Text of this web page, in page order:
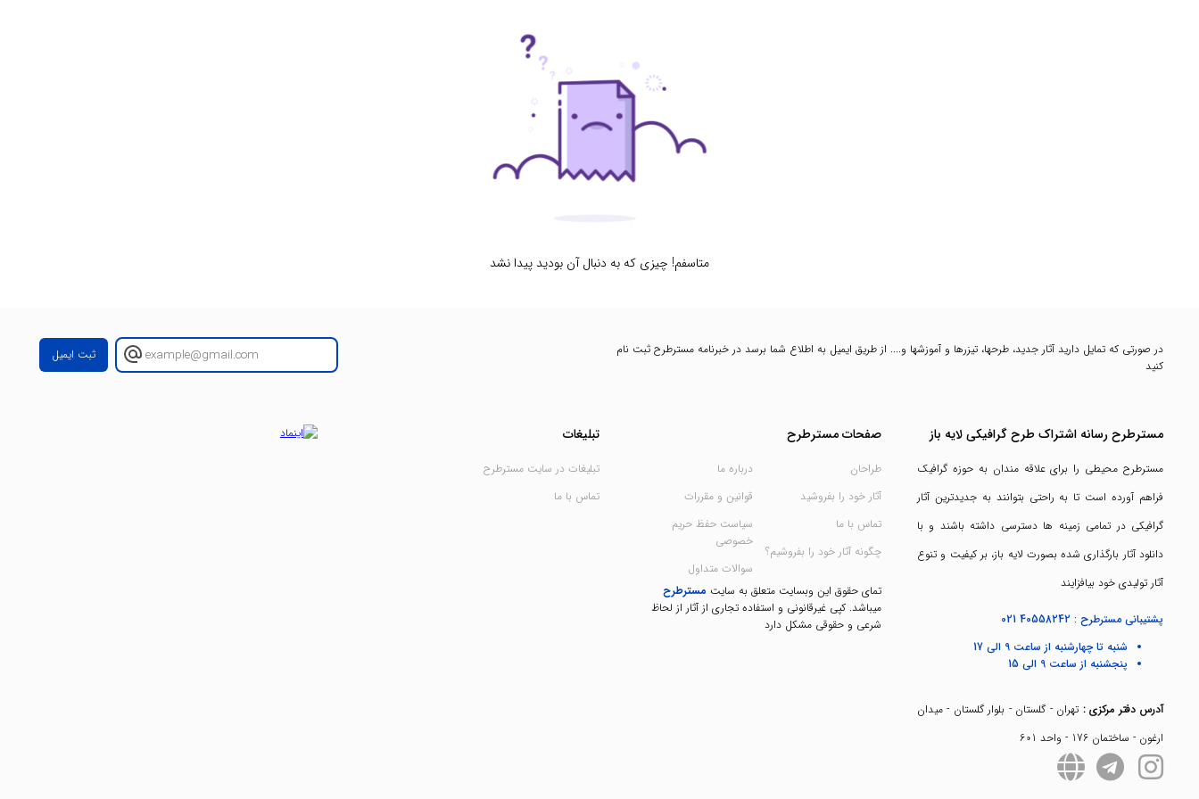
متاسفم! چیزی که به دنبال آن بودید پیدا نشد
در صورتی که تمایل دارید آثار جدید، طرحها، تیزرها و آموزشها و.... از طریق ایمیل به اطلاع شما برسد در خبرنامه مسترطرح ثبت نام
کنید
ثبت ایمیل
مسترطرح رسانه اشتراک طرح گرافیکی لایه باز
مسترطرح محیطی را برای علاقه مندان به حوزه گرافیک
فراهم آورده است تا به راحتی بتوانند به جدیدترین آثار
گرافیکی در تمامی زمینه ها دسترسی داشته باشند و با
دانلود آثار بارگذاری شده بصورت لایه باز، بر کیفیت و تنوع
آثار تولیدی خود بیافزایند
پشتیبانی مسترطرح : 021 40558242
شنبه تا چهارشنبه از ساعت 9 الی 17
پنجشنبه از ساعت 9 الی 15
آدرس دفتر مرکزی : تهران - گلستان - بلوار گلستان - میدان
ارغون - ساختمان 176 - واحد 601
صفحات مسترطرح
طراحان
آثار خود را بفروشید
تماس با ما
چگونه آثار خود را بفروشیم؟
درباره ما
قوانین و مقررات
سیاست حفظ حریم
خصوصی
سوالات متداول
تمای حقوق این وبسایت متعلق به سایت مسترطرح
میباشد. کپی غیرقانونی و استفاده تجاری از آثار از لحاظ
شرعی و حقوقی مشکل دارد
تبلیغات
تبلیغات در سایت مسترطرح
تماس با ما